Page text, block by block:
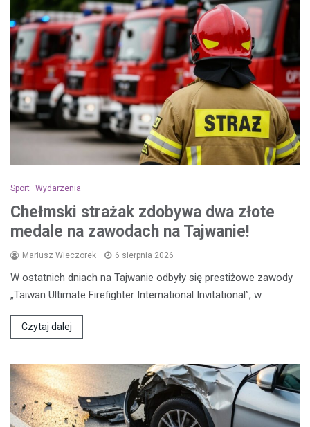
Sport Wydarzenia
Chełmski strażak zdobywa dwa złote
medale na zawodach na Tajwanie!
Mariusz Wieczorek 6 sierpnia 2026
W ostatnich dniach na Tajwanie odbyły się prestiżowe zawody
„Taiwan Ultimate Firefighter International Invitational”, w…
Czytaj dalej